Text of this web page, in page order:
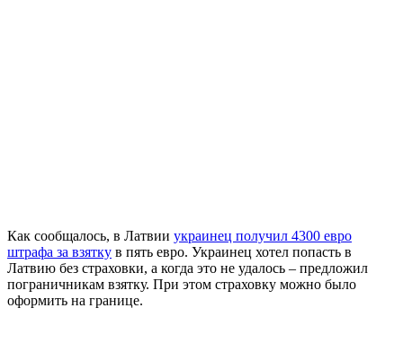
Как сообщалось, в Латвии украинец получил 4300 евро
штрафа за взятку в пять евро. Украинец хотел попасть в
Латвию без страховки, а когда это не удалось – предложил
пограничникам взятку. При этом страховку можно было
оформить на границе.